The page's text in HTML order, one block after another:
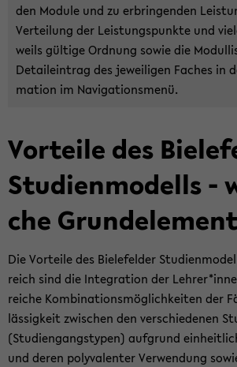
den Mo­du­le und zu er­brin­gen­den
Ver­tei­lung der Leis­tungs­punk­te und
weils gül­ti­ge Ord­nung sowie die
De­tail­ein­trag des je­wei­li­gen Fa­ches in
ma­ti­on im Na­vi­ga­ti­ons­me­nü.
Vor­tei­le des
Stu­di­en­mo­dells -
che
Die Vor­tei­le des Bie­le­fel­der
reich sind die In­te­gra­ti­on der
rei­che Kom­bi­na­ti­ons­mög­lich­kei­ten der
läs­sig­keit zwi­schen den ver­schie­de­nen
(Stu­di­en­gangs­ty­pen) auf­grund
und deren po­ly­va­len­ter Ver­wen­dung